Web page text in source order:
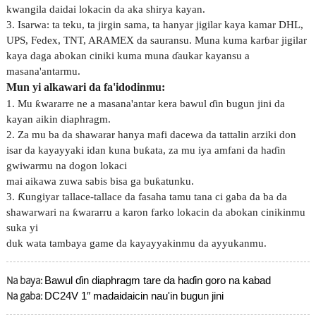
kwangila daidai lokacin da aka shirya kayan.
3. Isarwa: ta teku, ta jirgin sama, ta hanyar jigilar kaya kamar DHL,
UPS, Fedex, TNT, ARAMEX da sauransu. Muna kuma karɓar jigilar
kaya daga abokan ciniki kuma muna ɗaukar kayansu a
masana'antarmu.
Mun yi alkawari da fa'idodinmu:
1. Mu ƙwararre ne a masana'antar kera bawul ɗin bugun jini da
kayan aikin diaphragm.
2. Za mu ba da shawarar hanya mafi dacewa da tattalin arziki don
isar da kayayyaki idan kuna buƙata, za mu iya amfani da haɗin
gwiwarmu na dogon lokaci
mai aikawa zuwa sabis bisa ga buƙatunku.
3. Ƙungiyar tallace-tallace da fasaha tamu tana ci gaba da ba da
shawarwari na ƙwararru a karon farko lokacin da abokan cinikinmu
suka yi
duk wata tambaya game da kayayyakinmu da ayyukanmu.
Na baya: Bawul ɗin diaphragm tare da haɗin goro na kabad
Na gaba: DC24V 1″ madaidaicin nau'in bugun jini